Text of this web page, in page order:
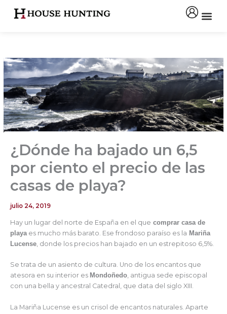
¿Dónde ha bajado un 6,5
por ciento el precio de las
casas de playa?
julio 24, 2019
Hay un lugar del norte de España en el que comprar casa de
playaes mucho más barato. Ese frondoso paraíso es la Mariña
Lucense, donde los precios han bajado en un estrepitoso 6,5%.
Se trata de un asiento de cultura. Uno de los encantos que
atesora en su interior es Mondoñedo, antigua sede episcopal
con una bella y ancestral Catedral, que data del siglo XIII.
La Mariña Lucense es un crisol de encantos naturales. Aparte